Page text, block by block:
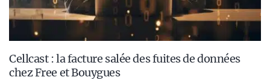
Cellcast : la facture salée des fuites de données
chez Free et Bouygues